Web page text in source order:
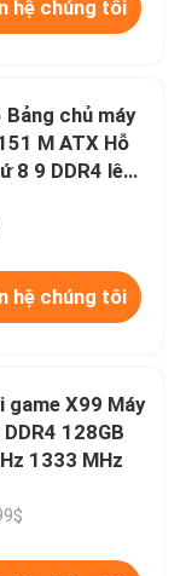
hệ chúng tôi
Bảng chủ máy
M ATX Hỗ
8 9 DDR4 lên
3.0
buôn
hệ chúng tôi
game X99 Máy
128GB
1333 MHz